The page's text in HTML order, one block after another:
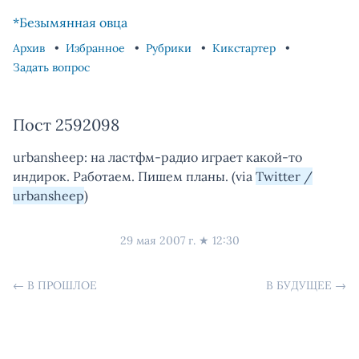
*Безымянная овца
Архив Избранное Рубрики
Кикстартер
Задать вопрос
Пост 2592098
urbansheep: на ластфм-радио играет какой-то
индирок. Работаем. Пишем планы. (via Twitter /
urbansheep)
29 мая 2007 г.★ 12:30
← В ПРОШЛОЕ В БУДУЩЕЕ →